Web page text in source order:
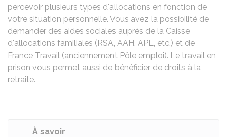
percevoir plusieurs types d'allocations en fonction de
votre situation personnelle. Vous avez la possibilité de
demander des aides sociales auprès de la Caisse
d'allocations familiales (RSA, AAH, APL, etc.) et de
France Travail (anciennement Pôle emploi). Le travail en
prison vous permet aussi de bénéficier de droits à la
retraite.
À savoir